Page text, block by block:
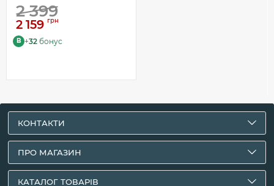
2 399
2 159 грн
B +32 бонус
КОНТАКТИ
ПРО МАГАЗИН
КАТАЛОГ ТОВАРІВ